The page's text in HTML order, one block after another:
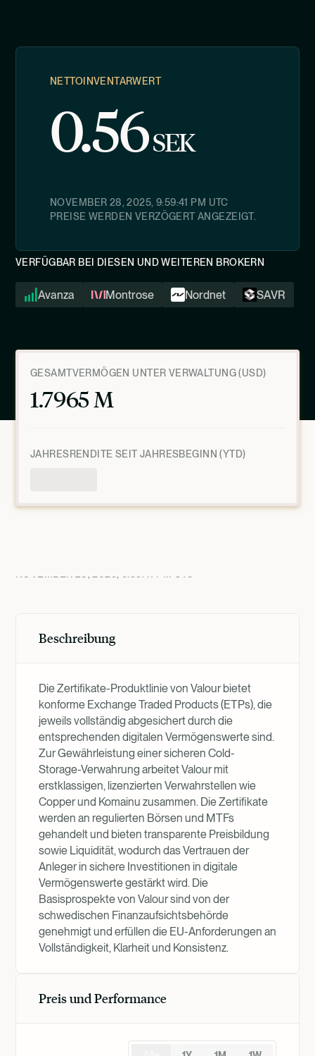
NETTOINVENTARWERT
0.56SEK
NOVEMBER 28, 2025, 9:59:41 PM UTC
PREISE WERDEN VERZÖGERT ANGEZEIGT.
VERFÜGBAR BEI DIESEN UND WEITEREN BROKERN
Avanza Montrose Nordnet SAVR
GESAMTVERMÖGEN UNTER VERWALTUNG (USD)
1.7965 M
JAHRESRENDITE SEIT JAHRESBEGINN (YTD)
Beschreibung
Die Zertifikate-Produktlinie von Valour bietet
konforme Exchange Traded Products (ETPs), die
jeweils vollständig abgesichert durch die
entsprechenden digitalen Vermögenswerte sind.
Zur Gewährleistung einer sicheren Cold-
Storage-Verwahrung arbeitet Valour mit
erstklassigen, lizenzierten Verwahrstellen wie
Copper und Komainu zusammen. Die Zertifikate
werden an regulierten Börsen und MTFs
gehandelt und bieten transparente Preisbildung
sowie Liquidität, wodurch das Vertrauen der
Anleger in sichere Investitionen in digitale
Vermögenswerte gestärkt wird. Die
Basisprospekte von Valour sind von der
schwedischen Finanzaufsichtsbehörde
genehmigt und erfüllen die EU-Anforderungen an
Vollständigkeit, Klarheit und Konsistenz.
Preis und Performance